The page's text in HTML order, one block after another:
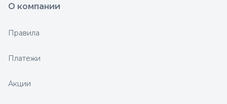
О компании
Правила
Платежи
Акции